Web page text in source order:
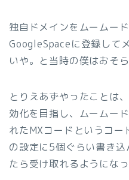
独自ドメインをムームー
GoogleSpaceに登録して
いや。と当時の僕はおそ
とりえあずやったことは
効化を目指し、ムームー
れたMXコードというコー
の設定に5個ぐらい書き
たら受け取れるようになっ